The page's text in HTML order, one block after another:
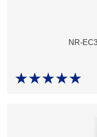
NR-
★★★★★